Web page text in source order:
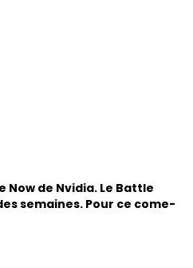
de Nvidia. Le Battle
semaines. Pour ce come-